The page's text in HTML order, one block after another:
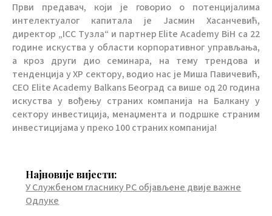
Први предавач, који је говорио о потенцијалима
интелектуалог капитала је Јасмин Хасанчевић,
директор „ICC Тузла“ и партнер Elite Academy BiH са 22
године искуства у области корпоративног управљања,
а кроз други дио семинара, на тему трендова и
тенденција у ХР сектору, водио нас је Миша Павичевић,
CEO Elite Academy Balkans Београд са више од 20 година
искуства у вођењу страних компанија на Балкану у
сектору инвестиција, менаџмента и подршке страним
инвестицијама у преко 100 страних компанија!
Најновије вијести:
У Службеном гласнику РС објављене двије важне
Одлуке